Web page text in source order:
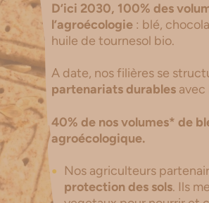
D’ici 2030, 100% des
l’agroécologie : blé,
huile de tournesol bio.
A date, nos filières se
partenariats durables avec
40% de nos volumes* de
agroécologique.
Nos agriculteurs
protection des sols. Ils